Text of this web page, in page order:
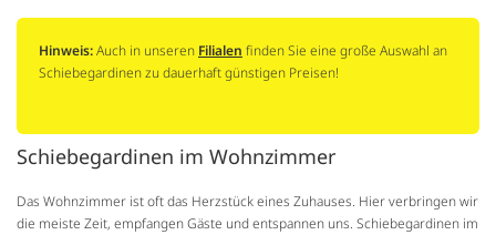
Hinweis:Auch in unseren Filialen finden Sie eine große Auswahl an
Schiebegardinen zu dauerhaft günstigen Preisen!
Schiebegardinen im Wohnzimmer
Das Wohnzimmer ist oft das Herzstück eines Zuhauses. Hier verbringen wir
die meiste Zeit, empfangen Gäste und entspannen uns. Schiebegardinen im